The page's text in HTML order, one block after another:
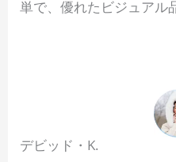
単で、優れたビジュアル
デビッド・K.